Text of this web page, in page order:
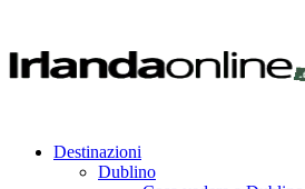
Destinazioni
Dublino